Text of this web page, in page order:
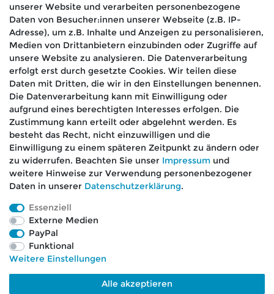
Hiermit bestätige ich, dass ich dieDaten­schutz­
erklärung gelesen habe. *
Absenden
🚚 Schneller Versand
📦 Kostenloser Versand ab 75 €
📞 Kostenlose Beratung per Telefon &
WhatsApp
Impressum
Barrierefreiheitserklärung
unserer Website und verarbeiten personenbezogene
Daten von Besucher:innen unserer Webseite (z.B. IP-
Adresse), um z.B. Inhalte und Anzeigen zu personalisieren,
Medien von Drittanbietern einzubinden oder Zugriffe auf
unsere Website zu analysieren. Die Datenverarbeitung
erfolgt erst durch gesetzte Cookies. Wir teilen diese
Daten mit Dritten, die wir in den Einstellungen benennen.
Die Datenverarbeitung kann mit Einwilligung oder
aufgrund eines berechtigten Interesses erfolgen. Die
Zustimmung kann erteilt oder abgelehnt werden. Es
besteht das Recht, nicht einzuwilligen und die
Einwilligung zu einem späteren Zeitpunkt zu ändern oder
zu widerrufen. Beachten Sie unser Impressum und
weitere Hinweise zur Verwendung personenbezogener
Daten in unserer Daten­schutz­erklärung.
Essenziell
Externe Medien
PayPal
Funktional
Weitere Einstellungen
Alle akzeptieren